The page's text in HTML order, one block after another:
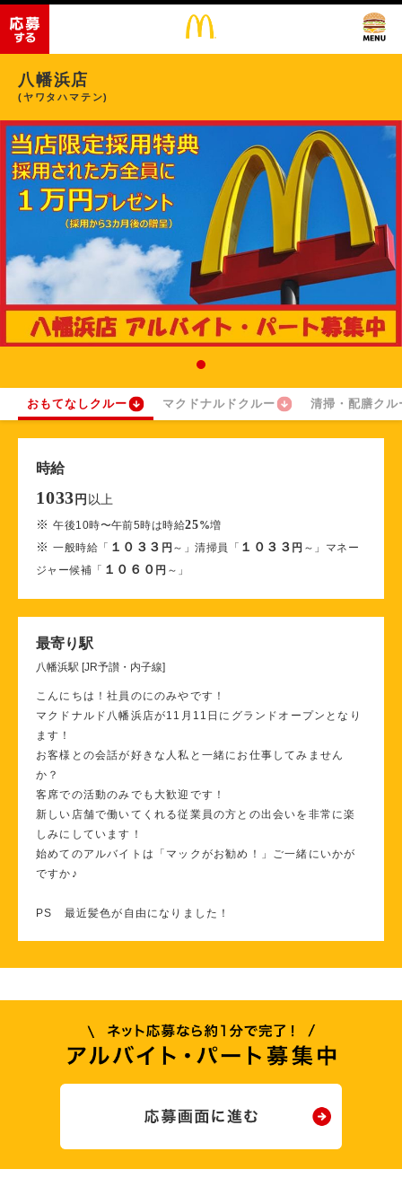
八幡浜店
(ヤワタハマテン)
おもてなしクルー マクドナルドクルー 清掃・配膳クル
時給
1033 円 以上
※午後10時〜午前5時は時給25%増
※一般時給「 １０３３ 円 ～」清掃員「 １０３３ 円 ～」マネー
ジャー候補「 １０６０ 円 ～」
最寄り駅
八幡浜駅 [JR予讃・内子線]
こんにちは！社員のにのみやです！
マクドナルド八幡浜店が11月11日にグランドオープンとなり
ます！
お客様との会話が好きな人私と一緒にお仕事してみません
か？
客席での活動のみでも大歓迎です！
新しい店舗で働いてくれる従業員の方との出会いを非常に楽
しみにしています！
始めてのアルバイトは「マックがお勧め！」ご一緒にいかが
ですか♪
PS 最近髪色が自由になりました！